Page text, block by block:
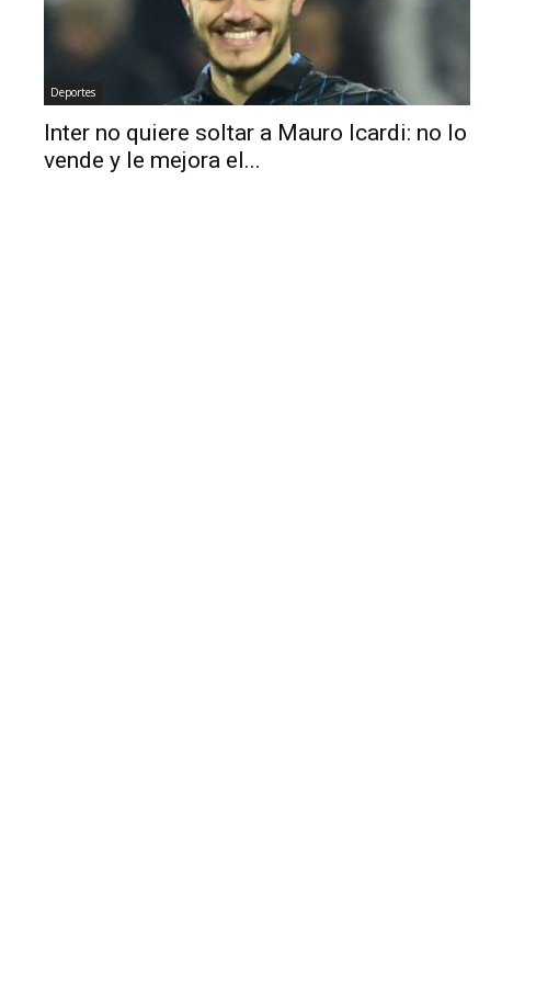
Deportes
Inter no quiere soltar a Mauro Icardi: no lo
vende y le mejora el...